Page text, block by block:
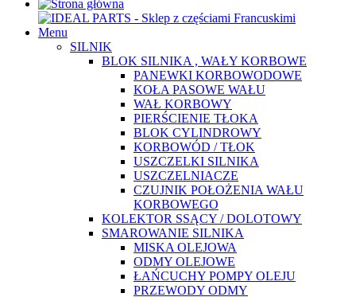
Menu
SILNIK
BLOK SILNIKA , WAŁY KORBOWE
PANEWKI KORBOWODOWE
KOŁA PASOWE WAŁU
WAŁ KORBOWY
PIERŚCIENIE TŁOKA
BLOK CYLINDROWY
KORBOWÓD / TŁOK
USZCZELKI SILNIKA
USZCZELNIACZE
CZUJNIK POŁOŻENIA WAŁU
KORBOWEGO
KOLEKTOR SSĄCY / DOLOTOWY
SMAROWANIE SILNIKA
MISKA OLEJOWA
ODMY OLEJOWE
ŁAŃCUCHY POMPY OLEJU
PRZEWODY ODMY